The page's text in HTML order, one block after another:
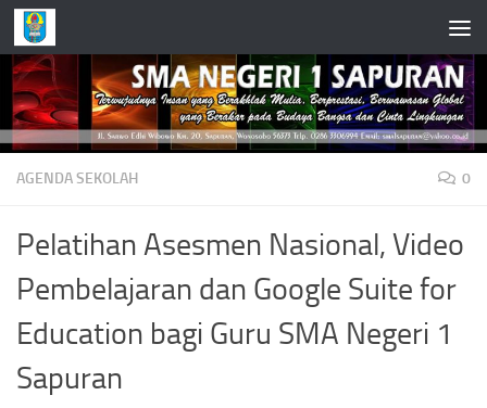
Skip to content
AGENDA SEKOLAH 0
Pelatihan Asesmen Nasional, Video
Pembelajaran dan Google Suite for
Education bagi Guru SMA Negeri 1
Sapuran